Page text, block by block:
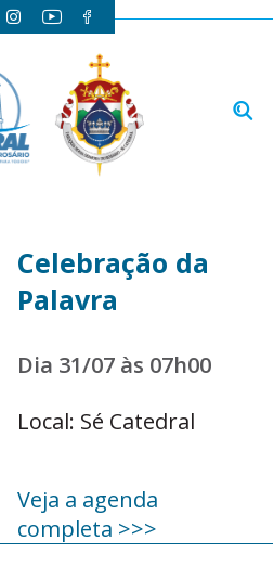
Celebração da
Palavra
Dia 31/07 às 07h00
Local: Sé Catedral
Veja a agenda
completa >>>